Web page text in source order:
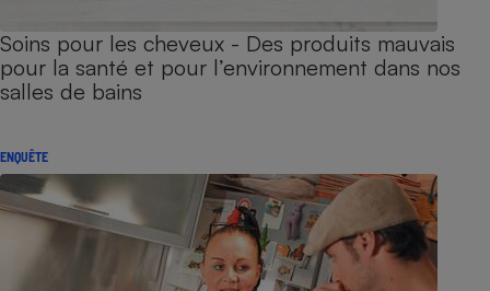
Soins pour les cheveux - Des produits mauvais
pour la santé et pour l’environnement dans nos
salles de bains
ENQUÊTE